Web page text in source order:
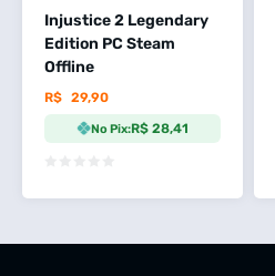
Injustice 2 Legendary
Edition PC Steam
Offline
R$ 29,90
No Pix:R$ 28,41